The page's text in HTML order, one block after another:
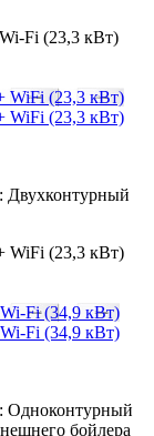
Fi (23,3 кВт)
WiFi (23,3 кВт)
WiFi (23,3 кВт)
Двухконтурный
WiFi (23,3 кВт)
Fi (34,9 кВт)
Fi (34,9 кВт)
Одноконтурный
бойлера